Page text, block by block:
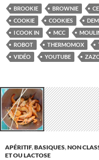
BROOKIE BROWNIE
COOKIE
COOKIES
I COOK IN
MCC
ROBOT
THERMOMOX
VIDÉO
YOUTUBE
APÉRITIF,BASIQUES,NON
ET OU LACTOSE